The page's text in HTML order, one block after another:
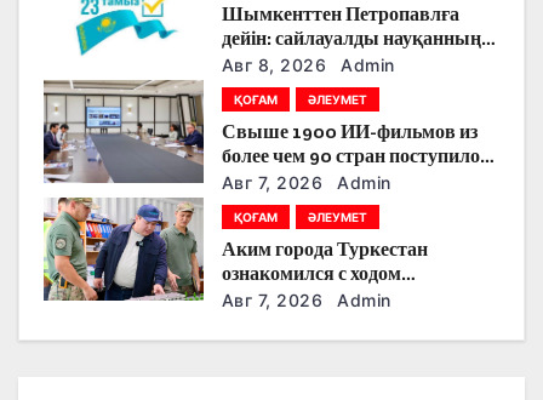
а
п
и
с
я
Шымкенттен Петропавлға
дейін: сайлауалды науқанның
кезекті күнінде партияларды
қандай тақырыптар
тоғыстырды
Авг 8, 2026 Admin
ҚОҒАМ ӘЛЕУМЕТ
Свыше 1900 ИИ-фильмов из
более чем 90 стран поступило
на Astana AI Film Festival
Авг 7, 2026 Admin
ҚОҒАМ ӘЛЕУМЕТ
Аким города Туркестан
ознакомился с ходом
строительства военного
Авг 7, 2026 Admin